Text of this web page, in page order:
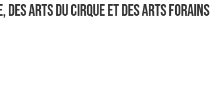
des arts du cirque et des arts forains